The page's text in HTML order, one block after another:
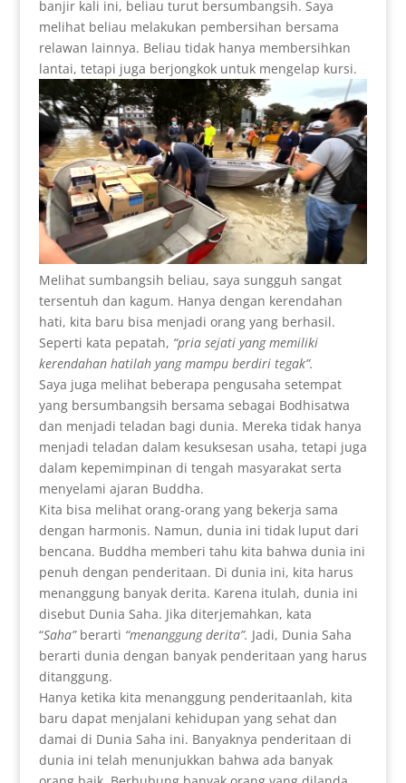
banjir kali ini, beliau turut bersumbangsih. Saya
melihat beliau melakukan pembersihan bersama
relawan lainnya. Beliau tidak hanya membersihkan
lantai, tetapi juga berjongkok untuk mengelap kursi.
Melihat sumbangsih beliau, saya sungguh sangat
tersentuh dan kagum. Hanya dengan kerendahan
hati, kita baru bisa menjadi orang yang berhasil.
Seperti kata pepatah, “pria sejati yang memiliki
kerendahan hatilah yang mampu berdiri tegak”.
Saya juga melihat beberapa pengusaha setempat
yang bersumbangsih bersama sebagai Bodhisatwa
dan menjadi teladan bagi dunia. Mereka tidak hanya
menjadi teladan dalam kesuksesan usaha, tetapi juga
dalam kepemimpinan di tengah masyarakat serta
menyelami ajaran Buddha.
Kita bisa melihat orang-orang yang bekerja sama
dengan harmonis. Namun, dunia ini tidak luput dari
bencana. Buddha memberi tahu kita bahwa dunia ini
penuh dengan penderitaan. Di dunia ini, kita harus
menanggung banyak derita. Karena itulah, dunia ini
disebut Dunia Saha. Jika diterjemahkan, kata
“Saha”berarti “menanggung derita”. Jadi, Dunia Saha
berarti dunia dengan banyak penderitaan yang harus
ditanggung.
Hanya ketika kita menanggung penderitaanlah, kita
baru dapat menjalani kehidupan yang sehat dan
damai di Dunia Saha ini. Banyaknya penderitaan di
dunia ini telah menunjukkan bahwa ada banyak